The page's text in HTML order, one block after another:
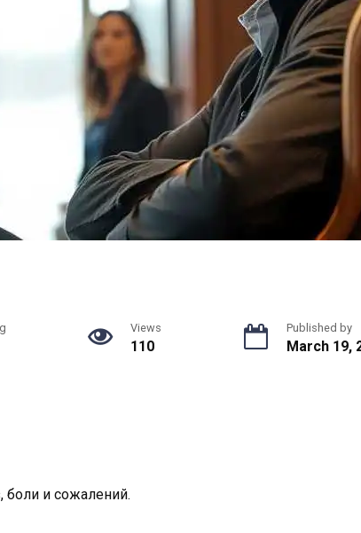
Views
110
Published by
March 19,
боли и сожалений.